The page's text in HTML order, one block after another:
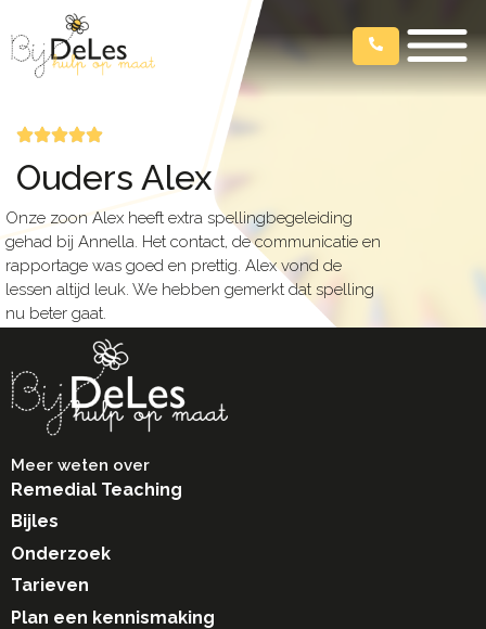
Ouders Alex
Onze zoon Alex heeft extra spellingbegeleiding
gehad bij Annella. Het contact, de communicatie en
rapportage was goed en prettig. Alex vond de
lessen altijd leuk. We hebben gemerkt dat spelling
nu beter gaat.
Meer weten over
Remedial Teaching
Bijles
Onderzoek
Tarieven
Plan een kennismaking